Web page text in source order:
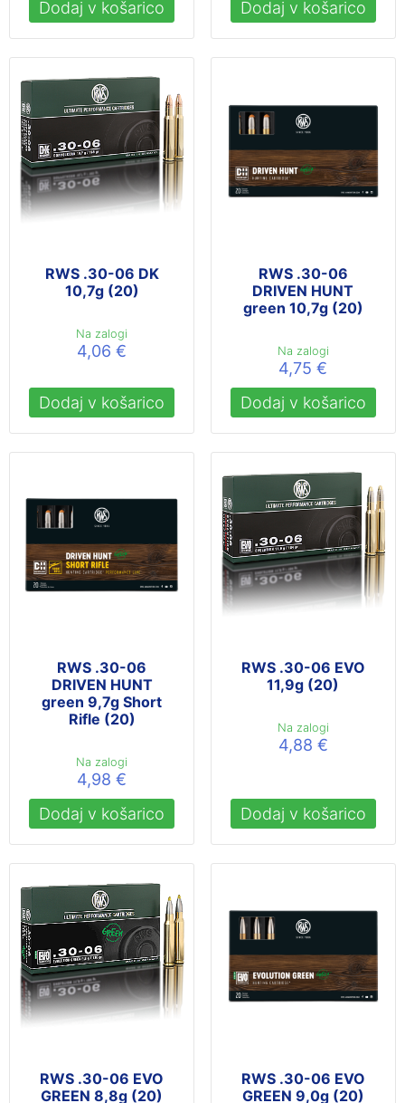
Dodaj v košarico Dodaj v košarico
RWS .30-06 DK
10,7g (20)
Na zalogi
4,06€
Dodaj v košarico
RWS .30-06
DRIVEN HUNT
green 10,7g (20)
Na zalogi
4,75€
Dodaj v košarico
RWS .30-06
DRIVEN HUNT
green 9,7g Short
Rifle (20)
Na zalogi
4,98€
Dodaj v košarico
RWS .30-06 EVO
11,9g (20)
Na zalogi
4,88 €
Dodaj v košarico
RWS .30-06 EVO
GREEN 8,8g (20)
RWS .30-06 EVO
GREEN 9,0g (20)